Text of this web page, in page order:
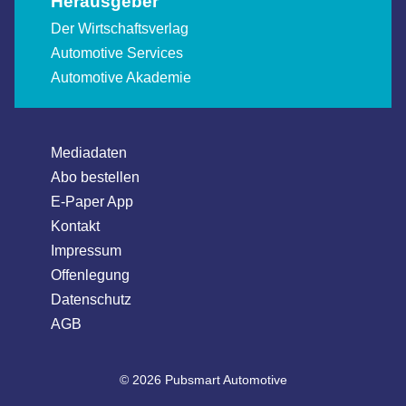
Der Wirtschaftsverlag
Automotive Services
Automotive Akademie
© 2026 Pubsmart Automotive
Mediadaten
Abo bestellen
E-Paper App
Kontakt
Impressum
Offenlegung
Datenschutz
AGB